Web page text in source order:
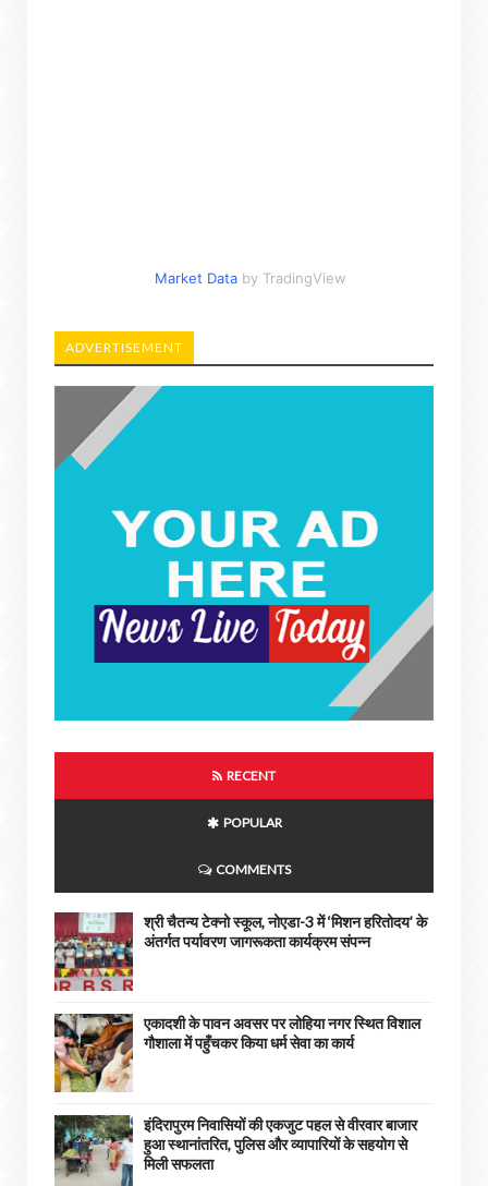
Market Data by TradingView
ADVERTISEMENT
RECENT
POPULAR
COMMENTS
श्री चैतन्य टेक्नो स्कूल, नोएडा-3 में ‘मिशन हरितोदय’ के
अंतर्गत पर्यावरण जागरूकता कार्यक्रम संपन्न
एकादशी के पावन अवसर पर लोहिया नगर स्थित विशाल
गौशाला में पहुँचकर किया धर्म सेवा का कार्य
इंदिरापुरम निवासियों की एकजुट पहल से वीरवार बाजार
हुआ स्थानांतरित, पुलिस और व्यापारियों के सहयोग से
मिली सफलता